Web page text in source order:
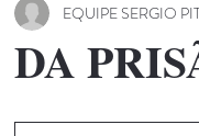
DA
EQUIPE SERGIO